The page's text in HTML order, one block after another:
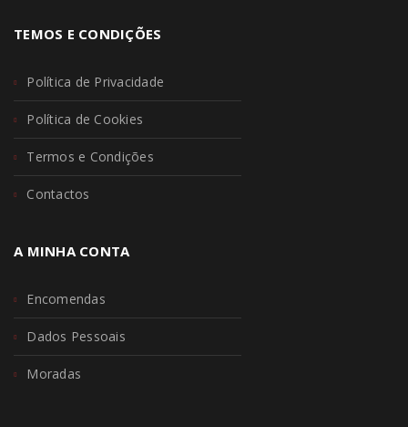
TEMOS E CONDIÇÕES
Política de Privacidade
Política de Cookies
Termos e Condições
Contactos
A MINHA CONTA
Encomendas
Dados Pessoais
Moradas